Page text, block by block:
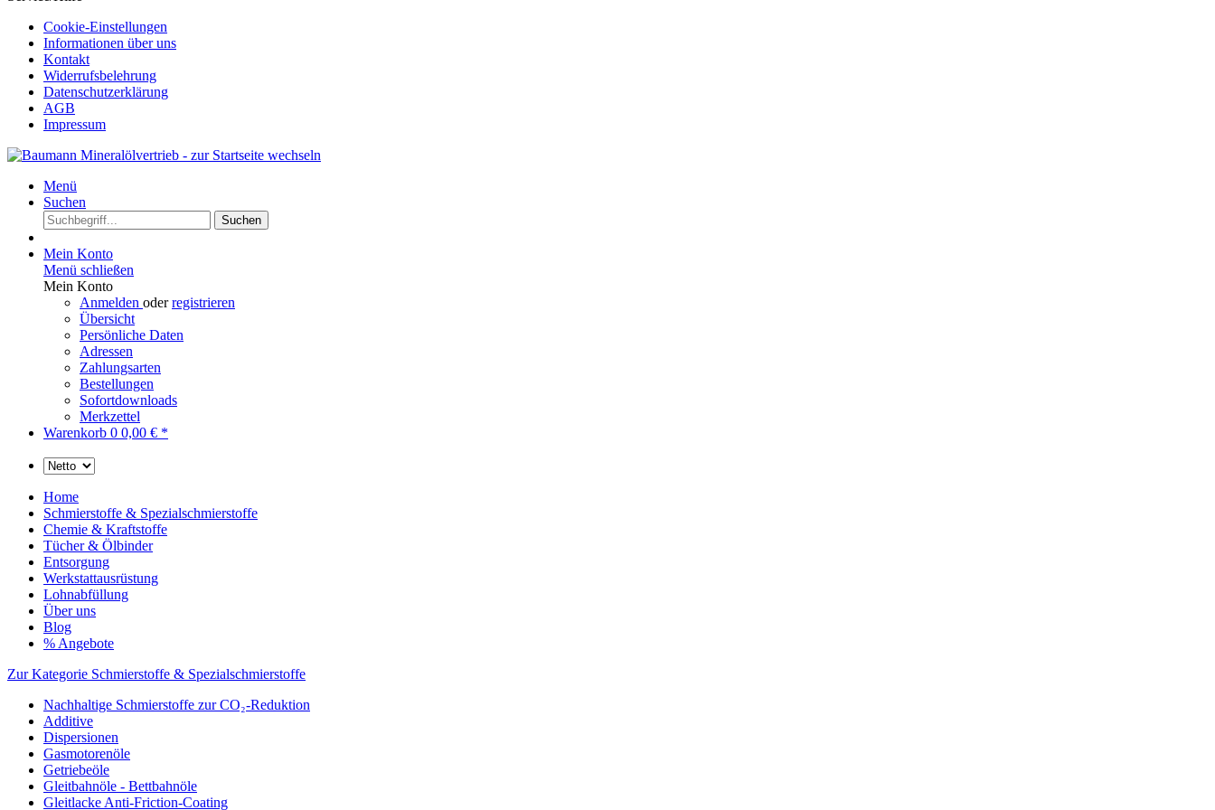
Cookie-Einstellungen
Informationen über uns
Kontakt
Widerrufsbelehrung
Datenschutzerklärung
AGB
Impressum
Menü
Suchen
Suchen
Mein Konto
Menü schließen
Mein Konto
Anmelden oderregistrieren
Übersicht
Persönliche Daten
Adressen
Zahlungsarten
Bestellungen
Sofortdownloads
Merkzettel
Warenkorb 0 0,00 € *
Home
Schmierstoffe & Spezialschmierstoffe
Chemie & Kraftstoffe
Tücher & Ölbinder
Entsorgung
Werkstattausrüstung
Lohnabfüllung
Über uns
Blog
% Angebote
Zur Kategorie Schmierstoffe & Spezialschmierstoffe
Nachhaltige Schmierstoffe zur CO₂-Reduktion
Additive
Dispersionen
Gasmotorenöle
Getriebeöle
Gleitbahnöle - Bettbahnöle
Gleitlacke Anti-Friction-Coating